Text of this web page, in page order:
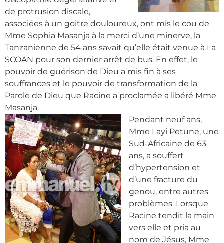
de protrusion discale,
associées à un goitre douloureux, ont mis le cou de
Mme Sophia Masanja à la merci d’une minerve, la
Tanzanienne de 54 ans savait qu’elle était venue à La
SCOAN pour son dernier arrêt de bus. En effet, le
pouvoir de guérison de Dieu a mis fin à ses
souffrances et le pouvoir de transformation de la
Parole de Dieu que Racine a proclamée a libéré Mme
Masanja.
Pendant neuf ans,
Mme Layi Petune, une
Sud-Africaine de 63
ans, a souffert
d’hypertension et
d’une fracture du
genou, entre autres
problèmes. Lorsque
Racine tendit la main
vers elle et pria au
nom de Jésus, Mme